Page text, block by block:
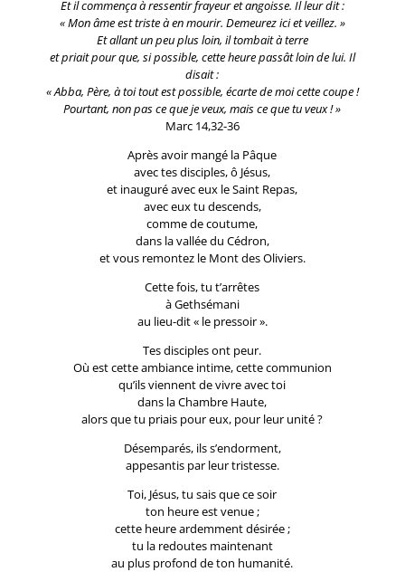
Et il commença à ressentir frayeur et angoisse. Il leur dit :
« Mon âme est triste à en mourir. Demeurez ici et veillez. »
Et allant un peu plus loin, il tombait à terre
et priait pour que, si possible, cette heure passât loin de lui. Il
disait :
« Abba, Père, à toi tout est possible, écarte de moi cette coupe !
Pourtant, non pas ce que je veux, mais ce que tu veux ! »
Marc 14,32-36
Après avoir mangé la Pâque
avec tes disciples, ô Jésus,
et inauguré avec eux le Saint Repas,
avec eux tu descends,
comme de coutume,
dans la vallée du Cédron,
et vous remontez le Mont des Oliviers.
Cette fois, tu t’arrêtes
à Gethsémani
au lieu-dit « le pressoir ».
Tes disciples ont peur.
Où est cette ambiance intime, cette communion
qu’ils viennent de vivre avec toi
dans la Chambre Haute,
alors que tu priais pour eux, pour leur unité ?
Désemparés, ils s’endorment,
appesantis par leur tristesse.
Toi, Jésus, tu sais que ce soir
ton heure est venue ;
cette heure ardemment désirée ;
tu la redoutes maintenant
au plus profond de ton humanité.